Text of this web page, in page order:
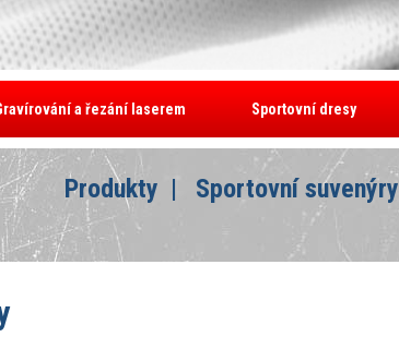
a řezání laserem Sportovní dresy
Produkty Sportovní suvenýry